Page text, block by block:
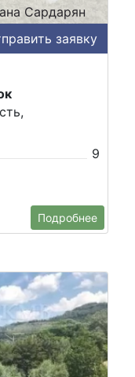
Сардарян
заявку
9
Подробнее